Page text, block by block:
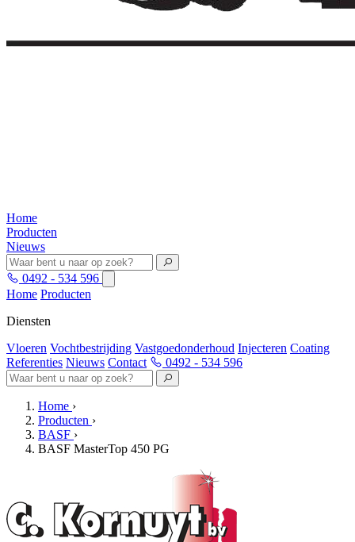
Home
Producten
Nieuws
0492 - 534 596
Home Producten
Diensten
Vloeren Vochtbestrijding Vastgoedonderhoud Injecteren Coating
Referenties Nieuws Contact 0492 - 534 596
Home ›
Producten ›
BASF ›
BASF MasterTop 450 PG